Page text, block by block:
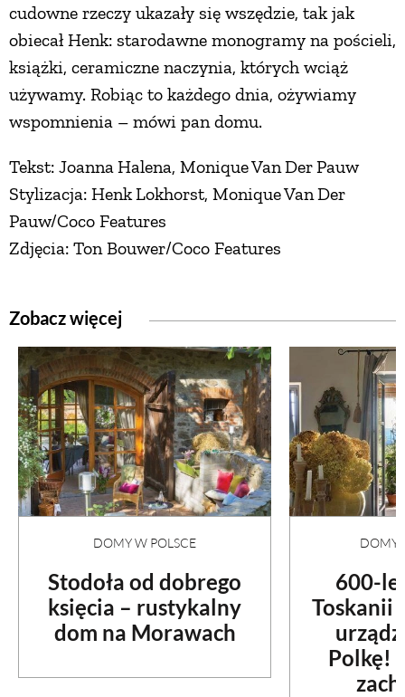
cudowne rzeczy ukazały się wszędzie, tak jak
obiecał Henk: starodawne monogramy na pościeli,
książki, ceramiczne naczynia, których wciąż
używamy. Robiąc to każdego dnia, ożywiamy
wspomnienia – mówi pan domu.
Tekst: Joanna Halena, Monique Van Der Pauw
Stylizacja: Henk Lokhorst, Monique Van Der
Pauw/Coco Features
Zdjęcia: Ton Bouwer/Coco Features
Zobacz więcej
DOMY W POLSCE
Stodoła od dobrego
księcia – rustykalny
dom na Morawach
DOMY
600-
Toskanii
Polkę!